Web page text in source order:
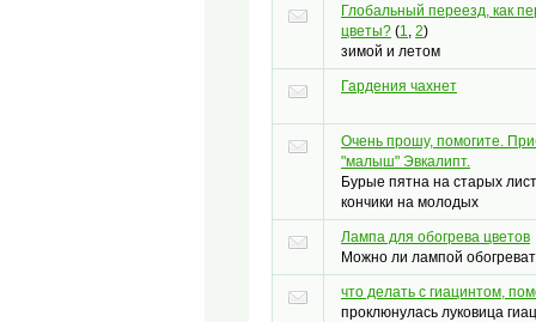
Глобальный переезд, как
цветы? (1, 2)
зимой и летом
Гардения чахнет
Очень прошу, помогите.
"малыш" Эвкалипт.
Бурые пятна на старых
кончики на молодых
Лампа для обогрева цветов
Можно ли лампой
что делать с гиацинтом,
проклюнулась луковица